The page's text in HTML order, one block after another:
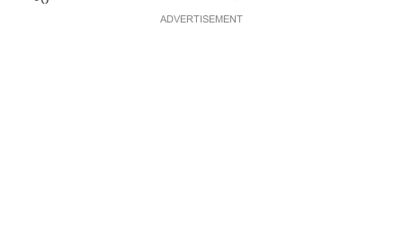
ADVERTISEMENT